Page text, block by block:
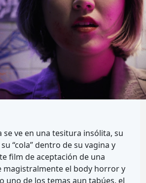
se ve en una tesitura insólita, su
“cola” dentro de su vagina y
film de aceptación de una
magistralmente el body horror y
uno de los temas aun tabúes, el